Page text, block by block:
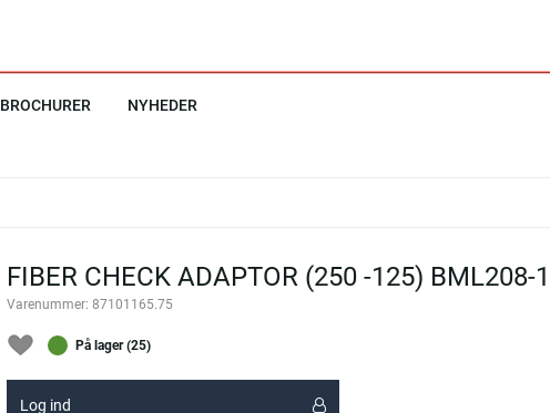
BROCHURER NYHEDER
FIBER CHECK ADAPTOR (250 -125) BML208-
Varenummer: 87101165.75
På lager (25)
Log ind